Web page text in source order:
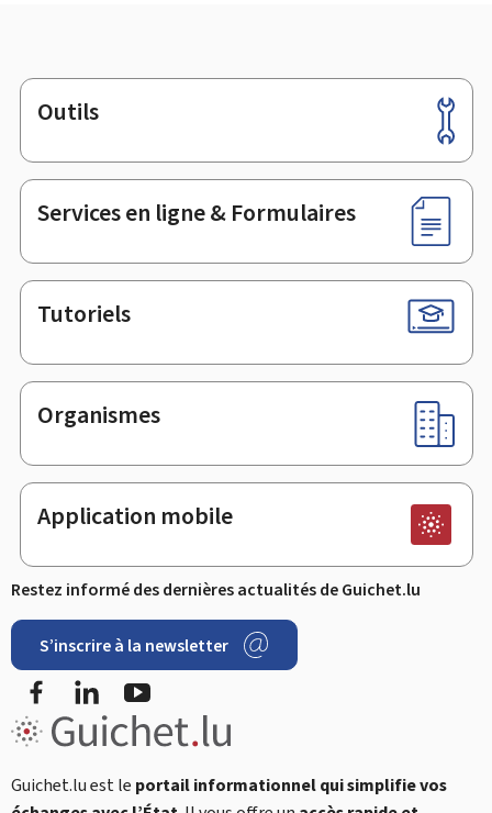
Pied
de
page
Outils
Services en ligne & Formulaires
Tutoriels
Organismes
Application mobile
Restez informé des dernières actualités de Guichet.lu
S’inscrire à la newsletter
FacebookLinkedIn
Guichet.lu est le portail informationnel qui simplifie vos